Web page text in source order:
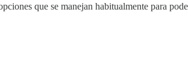
que se manejan habitualmente para